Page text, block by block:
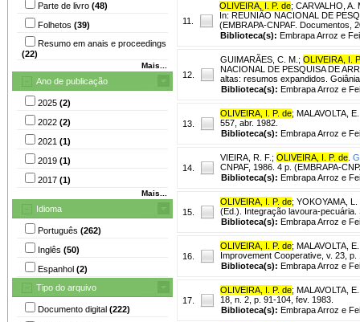
Parte de livro (48)
Folhetos (39)
Resumo em anais e proceedings
(22)
Mais...
Ano de publicação
2025 (2)
2022 (2)
2021 (1)
2019 (1)
2017 (1)
Mais...
Idioma
Português (262)
Inglês (50)
Espanhol (2)
Tipo do arquivo
Documento digital (222)
11.
OLIVEIRA, I. P. de; CARVALHO, A.
In: REUNIÃO NACIONAL DE
(EMBRAPA-CNPAF. Documentos,
Biblioteca(s): Embrapa Arroz e
12.
GUIMARÃES, C. M. ; OLIVEIRA, I.
NACIONAL DE PESQUISA DE
altas: resumos expandidos.
Biblioteca(s): Embrapa Arroz e
13.
OLIVEIRA, I. P. de; MALAVOLTA, E.
557, abr. 1982.
Biblioteca(s): Embrapa Arroz e
14.
VIEIRA, R. F. ; OLIVEIRA, I. P. de
CNPAF, 1986. 4 p. (EMBRAPA-
Biblioteca(s): Embrapa Arroz e
15.
OLIVEIRA, I. P. de; YOKOYAMA, L.
(Ed.). Integração lavoura-pecuária.
Biblioteca(s): Embrapa Arroz e
16.
OLIVEIRA, I. P. de; MALAVOLTA, E.
Improvement Cooperative, v. 23, p.
Biblioteca(s): Embrapa Arroz e
17.
OLIVEIRA, I. P. de; MALAVOLTA, E.
18, n. 2, p. 91-104, fev. 1983.
Biblioteca(s): Embrapa Arroz e